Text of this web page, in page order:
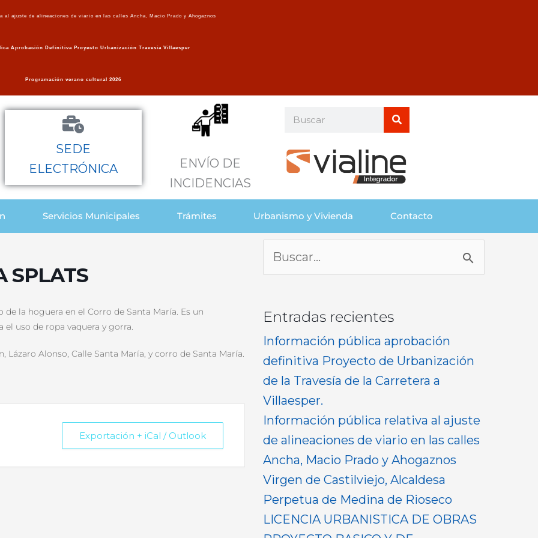
al ajuste de alineaciones de viario en las calles Ancha, Macio Prado y Ahogaznos
Aprobación Definitiva Proyecto Urbanización Travesía Villaesper
Programación verano cultural 2026
SEDE
ELECTRÓNICA
ENVÍO DE
INCIDENCIAS
Buscar Buscar
Servicios Municipales Trámites Urbanismo y Vivienda Contacto
SPLATS
la hoguera en el Corro de Santa María. Es un
uso de ropa vaquera y gorra.
Alonso, Calle Santa María, y corro de Santa María.
Exportación + iCal / Outlook
Buscar
por:
Entradas recientes
Información pública aprobación
definitiva Proyecto de Urbanización
de la Travesía de la Carretera a
Villaesper.
Información pública relativa al ajuste
de alineaciones de viario en las calles
Ancha, Macio Prado y Ahogaznos
Virgen de Castilviejo, Alcaldesa
Perpetua de Medina de Rioseco
LICENCIA URBANISTICA DE OBRAS